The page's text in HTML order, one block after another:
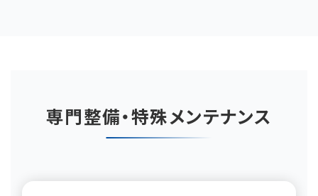
専門整備・特殊メンテナンス